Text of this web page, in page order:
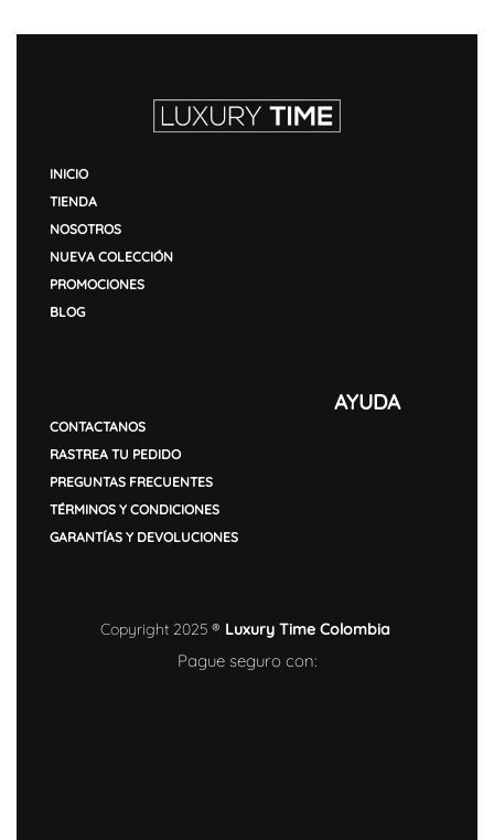
INICIO
TIENDA
NOSOTROS
NUEVA COLECCIÓN
PROMOCIONES
BLOG
AYUDA
CONTACTANOS
RASTREA TU PEDIDO
PREGUNTAS FRECUENTES
TÉRMINOS Y CONDICIONES
GARANTÍAS Y DEVOLUCIONES
Copyright 2025 ® Luxury Time Colombia
Pague seguro con: